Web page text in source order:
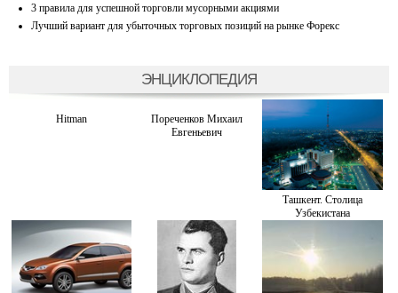
3 правила для успешной торговли мусорными акциями
Лучший вариант для убыточных торговых позиций на рынке Форекс
ЭНЦИКЛОПЕДИЯ
Hitman
Пореченков Михаил
Евгеньевич
Ташкент. Столица
Узбекистана